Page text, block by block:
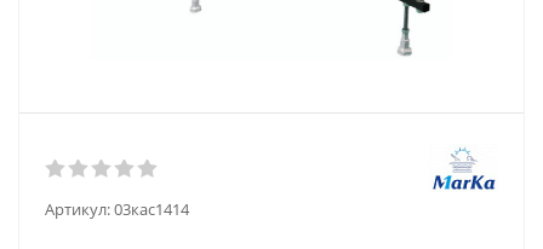
Артикул:03кас1414